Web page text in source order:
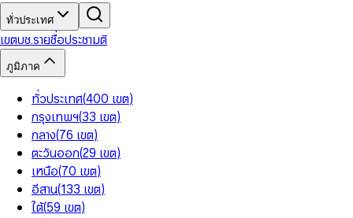
ทั่วประเทศ
เขตบช.รายชื่อประชามติ
ภูมิภาค
ทั่วประเทศ(400 เขต)
กรุงเทพฯ(33 เขต)
กลาง(76 เขต)
ตะวันออก(29 เขต)
เหนือ(70 เขต)
อีสาน(133 เขต)
ใต้(59 เขต)